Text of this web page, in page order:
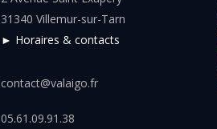
31340 Villemur-sur-Tarn
► Horaires & contacts
contact@valaigo.fr
05.61.09.91.38